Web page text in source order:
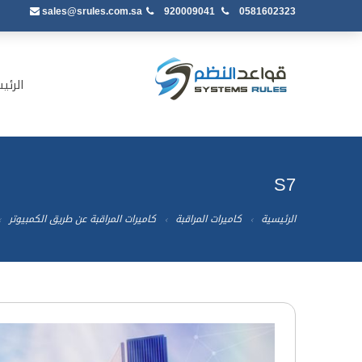
sales@srules.com.sa 920009041 0581602323
S7
الرئيسية كاميرات المراقبة كاميرات المراقبة عن طريق الكمبيوتر